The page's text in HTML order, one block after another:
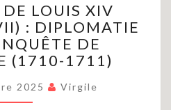
RÈGNE
DE
LOUIS
XIV
(PARTIE
XXXVII)
:
DE LOUIS XIV
: DIPLOMATIE
DE
(1710-1711)
2025 Virgile